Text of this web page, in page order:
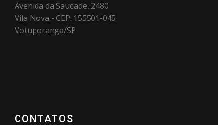
Avenida da Saudade, 2480
Vila Nova - CEP: 155501-045
Votuporanga/SP
CONTATOS